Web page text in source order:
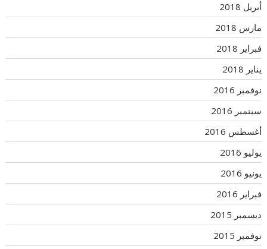
أبريل 2018
مارس 2018
فبراير 2018
يناير 2018
نوفمبر 2016
سبتمبر 2016
أغسطس 2016
يوليو 2016
يونيو 2016
فبراير 2016
ديسمبر 2015
نوفمبر 2015